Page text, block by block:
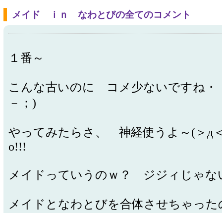
メイド ｉｎ なわとびの全てのコメント
１番～
こんな古いのに コメ少ないですね・
－；)
やってみたらさ、 神経使うよ～(＞д
o!!!
メイドっていうのｗ？ ジジィじゃな
メイドとなわとびを合体させちゃっ